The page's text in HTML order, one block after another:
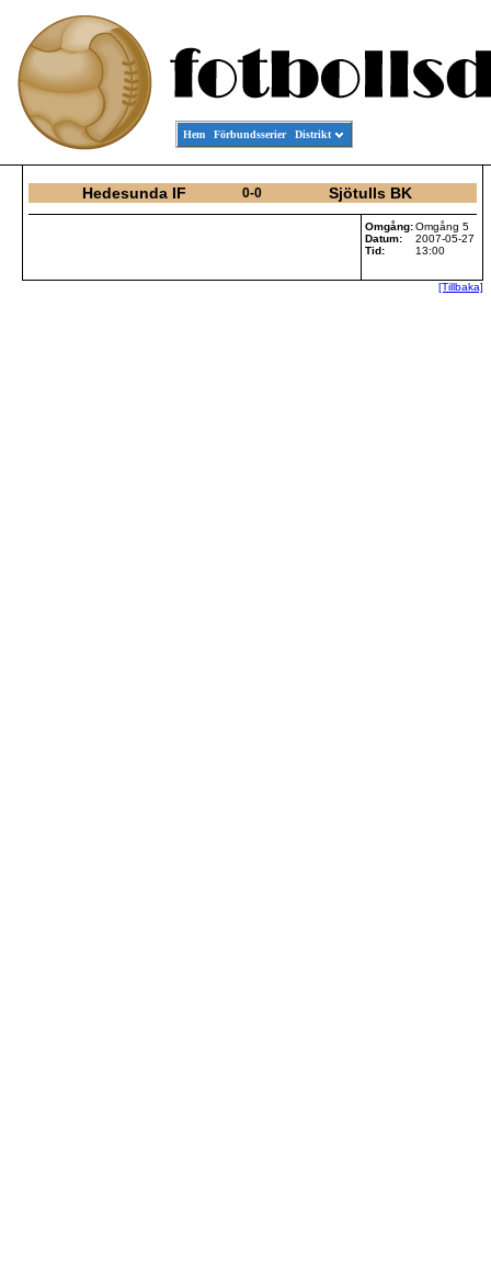
Hem Förbundsserier Distrikt
Hedesunda IF 0-0 Sjötulls BK
Omgång:Omgång 5
Datum:
2007-05-27
Tid:
13:00
[Tillbaka]